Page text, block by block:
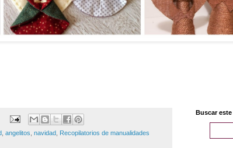
angelitos navidad Recopilatorios de manualidades
Buscar